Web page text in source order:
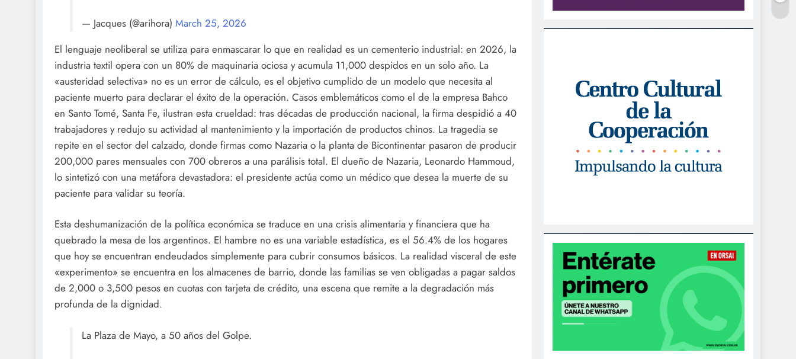
— Jacques (@arihora) March 25, 2026
El lenguaje neoliberal se utiliza para enmascarar lo que en realidad es un cementerio industrial: en 2026, la
industria textil opera con un 80% de maquinaria ociosa y acumula 11,000 despidos en un solo año. La
«austeridad selectiva» no es un error de cálculo, es el objetivo cumplido de un modelo que necesita al
paciente muerto para declarar el éxito de la operación. Casos emblemáticos como el de la empresa Bahco
en Santo Tomé, Santa Fe, ilustran esta crueldad: tras décadas de producción nacional, la firma despidió a 40
trabajadores y redujo su actividad al mantenimiento y la importación de productos chinos. La tragedia se
repite en el sector del calzado, donde firmas como Nazaria o la planta de Bicontinentar pasaron de producir
200,000 pares mensuales con 700 obreros a una parálisis total. El dueño de Nazaria, Leonardo Hammoud,
lo sintetizó con una metáfora devastadora: el presidente actúa como un médico que desea la muerte de su
paciente para validar su teoría.
Esta deshumanización de la política económica se traduce en una crisis alimentaria y financiera que ha
quebrado la mesa de los argentinos. El hambre no es una variable estadística, es el 56.4% de los hogares
que hoy se encuentran endeudados simplemente para cubrir consumos básicos. La realidad visceral de este
«experimento» se encuentra en los almacenes de barrio, donde las familias se ven obligadas a pagar saldos
de 2,000 o 3,500 pesos en cuotas con tarjeta de crédito, una escena que remite a la degradación más
profunda de la dignidad.
La Plaza de Mayo, a 50 años del Golpe.